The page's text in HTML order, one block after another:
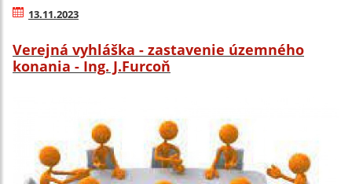
13.11.2023
Verejná vyhláška - zastavenie územného
konania - Ing. J.Furcoň